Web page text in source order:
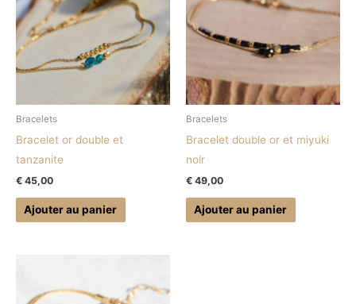
Bracelets
Bracelet or double et
tanzanite
€ 45,00
Ajouter au panier
Bracelets
Bracelet double or et miyuki
noir
€ 49,00
Ajouter au panier